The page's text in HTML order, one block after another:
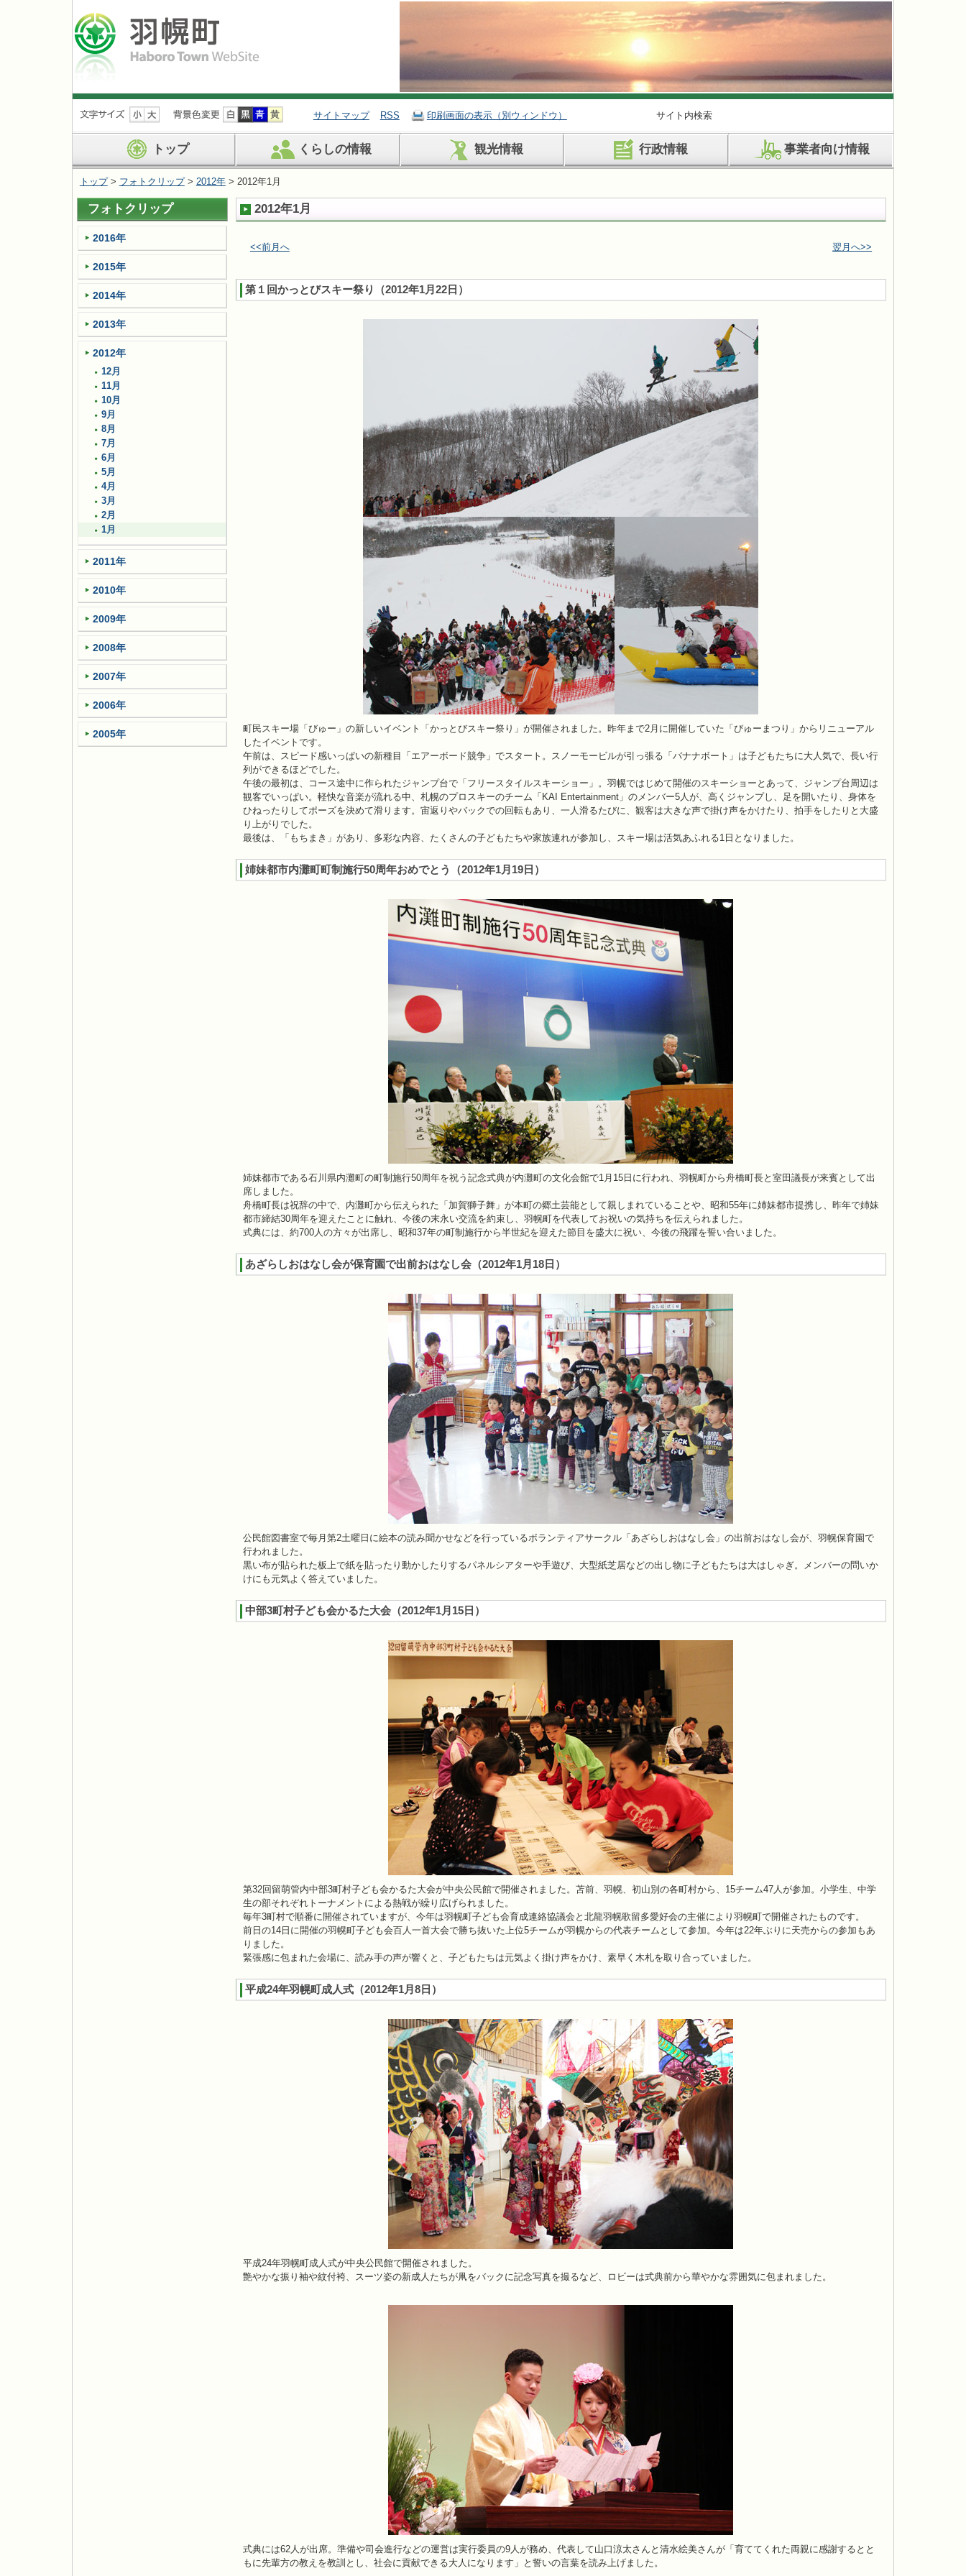
ナ
ビ
ョ
ン
を
飛
ば
す
サイトマップ RSS 印刷画面の表示（別ウィンドウ） サイト内検索
トップ くらしの情報 観光情報 行政情報 事業者向け情報
トップ> フォトクリップ> 2012年> 2012年1月
2012年1月
<<前月へ 翌月へ>>
第１回かっとびスキー祭り（2012年1月22日）
町民スキー場「びゅー」の新しいイベント「かっとびスキー祭り」が開催されました。昨年まで2月に開催していた「びゅーまつり」からリニューアル
したイベントです。
午前は、スピード感いっぱいの新種目「エアーボード競争」でスタート。スノーモービルが引っ張る「バナナボート」は子どもたちに大人気で、長い行
列ができるほどでした。
午後の最初は、コース途中に作られたジャンプ台で「フリースタイルスキーショー」。羽幌ではじめて開催のスキーショーとあって、ジャンプ台周辺は
観客でいっぱい。軽快な音楽が流れる中、札幌のプロスキーのチーム「KAI Entertainment」のメンバー5人が、高くジャンプし、足を開いたり、身体を
ひねったりしてポーズを決めて滑ります。宙返りやバックでの回転もあり、一人滑るたびに、観客は大きな声で掛け声をかけたり、拍手をしたりと大盛
り上がりでした。
最後は、「もちまき」があり、多彩な内容、たくさんの子どもたちや家族連れが参加し、スキー場は活気あふれる1日となりました。
姉妹都市内灘町町制施行50周年おめでとう（2012年1月19日）
姉妹都市である石川県内灘町の町制施行50周年を祝う記念式典が内灘町の文化会館で1月15日に行われ、羽幌町から舟橋町長と室田議長が来賓として出
席しました。
舟橋町長は祝辞の中で、内灘町から伝えられた「加賀獅子舞」が本町の郷土芸能として親しまれていることや、昭和55年に姉妹都市提携し、昨年で姉妹
都市締結30周年を迎えたことに触れ、今後の末永い交流を約束し、羽幌町を代表してお祝いの気持ちを伝えられました。
式典には、約700人の方々が出席し、昭和37年の町制施行から半世紀を迎えた節目を盛大に祝い、今後の飛躍を誓い合いました。
あざらしおはなし会が保育園で出前おはなし会（2012年1月18日）
公民館図書室で毎月第2土曜日に絵本の読み聞かせなどを行っているボランティアサークル「あざらしおはなし会」の出前おはなし会が、羽幌保育園で
行われました。
黒い布が貼られた板上で紙を貼ったり動かしたりするパネルシアターや手遊び、大型紙芝居などの出し物に子どもたちは大はしゃぎ。メンバーの問いか
けにも元気よく答えていました。
中部3町村子ども会かるた大会（2012年1月15日）
第32回留萌管内中部3町村子ども会かるた大会が中央公民館で開催されました。苫前、羽幌、初山別の各町村から、15チーム47人が参加。小学生、中学
生の部それぞれトーナメントによる熱戦が繰り広げられました。
毎年3町村で順番に開催されていますが、今年は羽幌町子ども会育成連絡協議会と北龍羽幌歌留多愛好会の主催により羽幌町で開催されたものです。
前日の14日に開催の羽幌町子ども会百人一首大会で勝ち抜いた上位5チームが羽幌からの代表チームとして参加。今年は22年ぶりに天売からの参加もあ
りました。
緊張感に包まれた会場に、読み手の声が響くと、子どもたちは元気よく掛け声をかけ、素早く木札を取り合っていました。
平成24年羽幌町成人式（2012年1月8日）
平成24年羽幌町成人式が中央公民館で開催されました。
艶やかな振り袖や紋付袴、スーツ姿の新成人たちが凧をバックに記念写真を撮るなど、ロビーは式典前から華やかな雰囲気に包まれました。
式典には62人が出席。準備や司会進行などの運営は実行委員の9人が務め、代表して山口涼太さんと清水絵美さんが「育ててくれた両親に感謝するとと
もに先輩方の教えを教訓とし、社会に貢献できる大人になります」と誓いの言葉を読み上げました。
フォトクリップ
2016年
2015年
2014年
2013年
2012年
12月
11月
10月
9月
8月
7月
6月
5月
4月
3月
2月
1月
2011年
2010年
2009年
2008年
2007年
2006年
2005年